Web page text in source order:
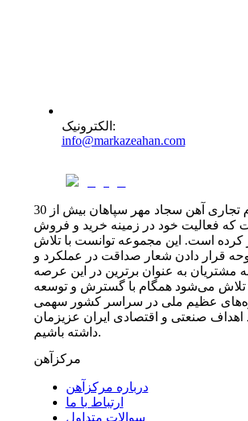
الکترونیک :
info@markazeahan.com
مرکزآهن با نام تجاری آهن سجاد مهر سپاهان بیش از 30
که فعالیت خود در زمینه خرید و فروش
کرده است. این مجموعه توانست با تلاش
قرار دادن شعار صداقت در عملکرد و
مشتریان به عنوان برترین در این عرصه
تلاش می‌شود همگام با گسترش و توسعه
عظیم ملی در سراسر کشور سهمی
اهداف صنعتی و اقتصادی ایران عزیزمان
داشته باشیم.
مرکزآهن
درباره مرکزآهن
ارتباط با ما
سوالات متداول